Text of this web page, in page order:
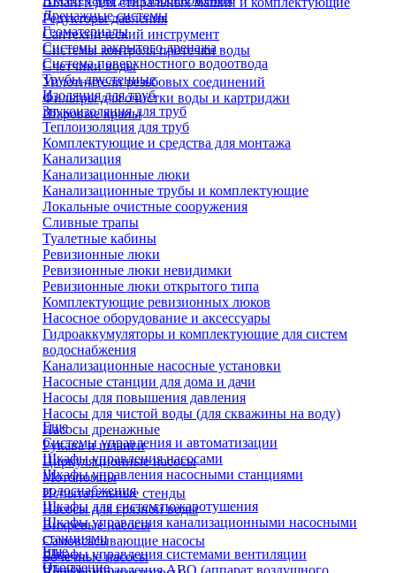
Редукторы давления
Сантехнический инструмент
Системы контроля протечки воды
Счетчики воды
Уплотнители резьбовых соединений
Фильтры для очистки воды и картриджи
Шаровые краны
Дренажные системы
Геоматериалы
Системы закрытого дренажа
Система поверхностного водоотвода
Трубы двустенные
Изоляция для труб
Звукоизоляция для труб
Теплоизоляция для труб
Комплектующие и средства для монтажа
Канализация
Канализационные люки
Канализационные трубы и комплектующие
Локальные очистные сооружения
Сливные трапы
Туалетные кабины
Ревизионные люки
Ревизионные люки невидимки
Ревизионные люки открытого типа
Комплектующие ревизионных люков
Насосное оборудование и аксессуары
Гидроаккумуляторы и комплектующие для систем
водоснабжения
Канализационные насосные установки
Насосные станции для дома и дачи
Насосы для повышения давления
Насосы для чистой воды (для скважины на воду)
Насосы дренажные
Рукава и шланги
Циркуляционные насосы
Мотопомпы
Испытательные стенды
Насосы для грязной воды
Вихревые насосы
Самовсасывающие насосы
Бочечные насосы
Еще
Системы управления и автоматизации
Шкафы управления насосами
Шкафы управления насосными станциями
водоснабжения
Шкафы для систем пожаротушения
Шкафы управления канализационными насосными
станциями
Шкафы управления системами вентиляции
Шкафы управления АВО (аппарат воздушного
Еще
Отопление